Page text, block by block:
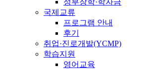
국제교류
프로그램 안내
후기
취업·진로개발(YCMP)
학습지원
영어교육